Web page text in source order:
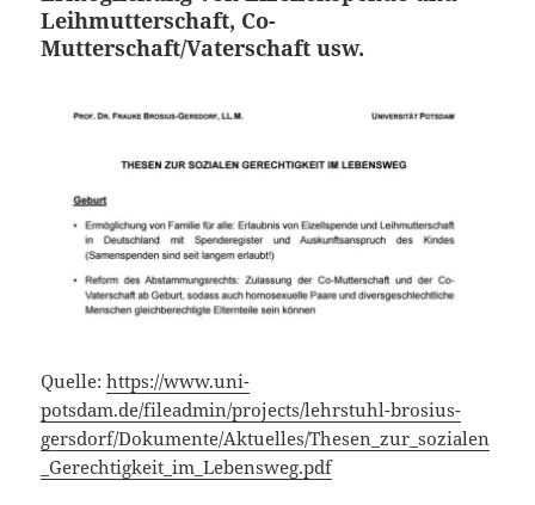
Leihmutterschaft, Co-
Mutterschaft/Vaterschaft usw.
Quelle:https://www.uni-
potsdam.de/fileadmin/projects/lehrstuhl-brosius-
gersdorf/Dokumente/Aktuelles/Thesen_zur_sozialen
_Gerechtigkeit_im_Lebensweg.pdf